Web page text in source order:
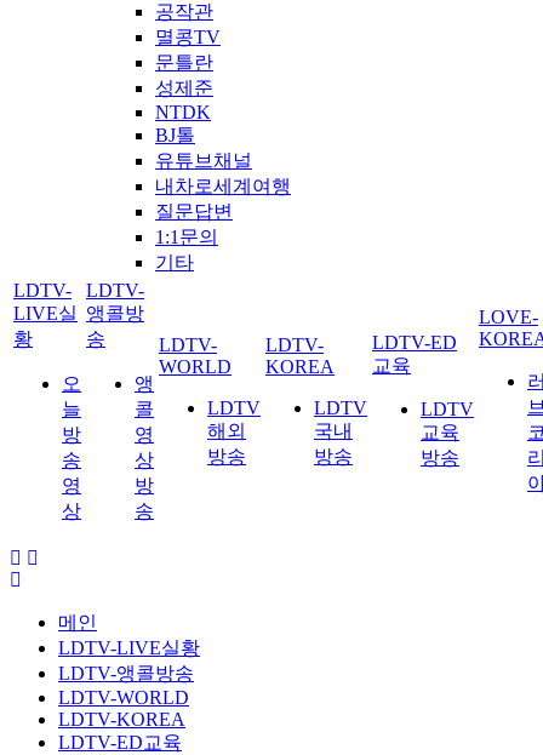
공작관
멸콩TV
문틀란
성제준
NTDK
BJ톨
유튜브채널
내차로세계여행
질문답변
1:1문의
기타
LDTV-
LIVE실
황
오
늘
방
송
영
상
LDTV-
앵콜방
송
앵
콜
영
상
방
송
LDTV-
WORLD
LDTV
해외
방송
LDTV-
KOREA
LDTV
국내
방송
LDTV-ED
교육
LDTV
교육
방송
LOVE-
메인
LDTV-LIVE실황
LDTV-앵콜방송
LDTV-WORLD
LDTV-KOREA
LDTV-ED교육